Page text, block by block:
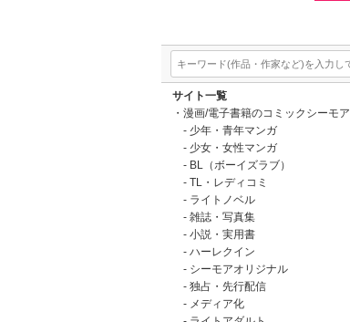
サイト一覧
漫画/電子書籍のコミックシーモア
少年・青年マンガ
少女・女性マンガ
BL（ボーイズラブ）
TL・レディコミ
ライトノベル
雑誌・写真集
小説・実用書
ハーレクイン
シーモアオリジナル
独占・先行配信
メディア化